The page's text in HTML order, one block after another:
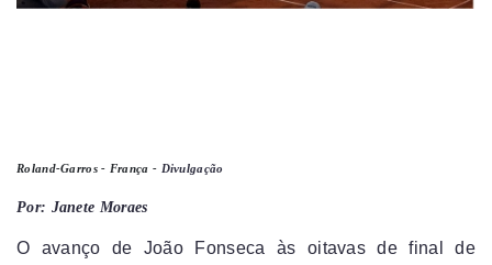
Roland-Garros - França - Divulgação
Por: Janete Moraes
O avanço de João Fonseca às oitavas de final de